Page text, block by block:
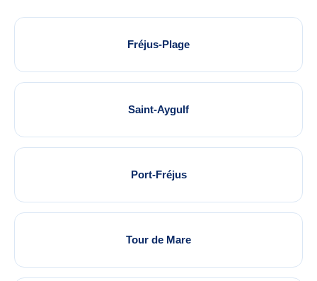
Fréjus-Plage
Saint-Aygulf
Port-Fréjus
Tour de Mare